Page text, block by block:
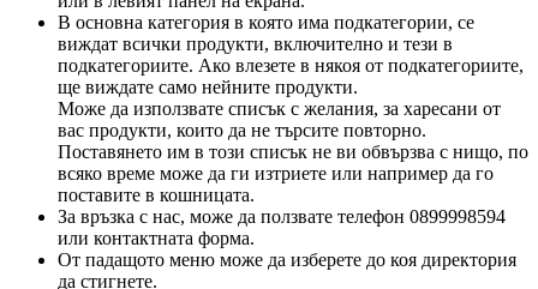
В основна категория в която има подкатегории, се
виждат всички продукти, включително и тези в
подкатегориите. Ако влезете в някоя от подкатегориите,
ще виждате само нейните продукти.
Може да използвате списък с желания, за харесани от
вас продукти, които да не търсите повторно.
Поставянето им в този списък не ви обвързва с нищо, по
всяко време може да ги изтриете или например да го
поставите в кошницата.
За връзка с нас, може да ползвате телефон 0899998594
или контактната форма.
От падащото меню може да изберете до коя директория
да стигнете.